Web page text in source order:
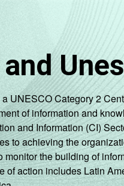
UNESCO Category 2
of information and
and Information (CI)
to achieving the
monitor the building of
of action includes Latin